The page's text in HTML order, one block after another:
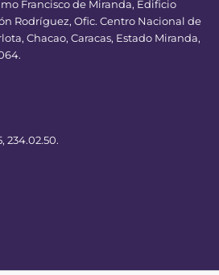
Francisco de Miranda, Edificio
Rodríguez, Ofic. Centro Nacional de
Chacao, Caracas, Estado Miranda,
234.02.50.